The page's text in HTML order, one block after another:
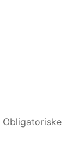
Obligatoriske